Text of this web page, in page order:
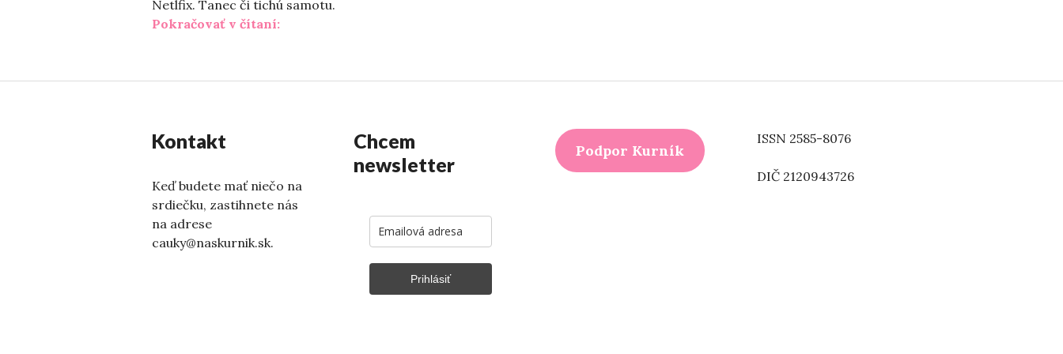
Netlfix. Tanec či tichú samotu.
Pokračovať v čítaní:„Rozmarné leto“
Kontakt
Keď budete mať niečo na
srdiečku, zastihnete nás
na adrese
cauky@naskurnik.sk.
Chcem
newsletter
Prihlásiť
Podpor Kurník
ISSN 2585-8076
DIČ 2120943726